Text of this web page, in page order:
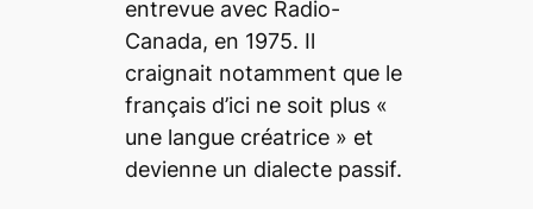
entrevue avec Radio-
Canada, en 1975. Il
craignait notamment que le
français d’ici ne soit plus «
une langue créatrice » et
devienne un dialecte passif.